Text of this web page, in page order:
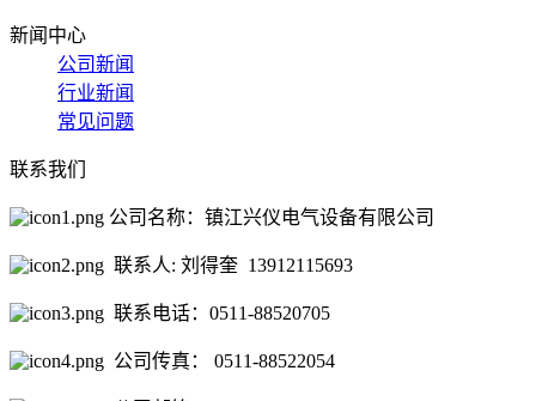
新闻中心
公司新闻
行业新闻
常见问题
联系我们
公司名称：镇江兴仪电气设备有限公司
联系人: 刘得奎 13912115693
联系电话：0511-88520705
公司传真： 0511-88522054